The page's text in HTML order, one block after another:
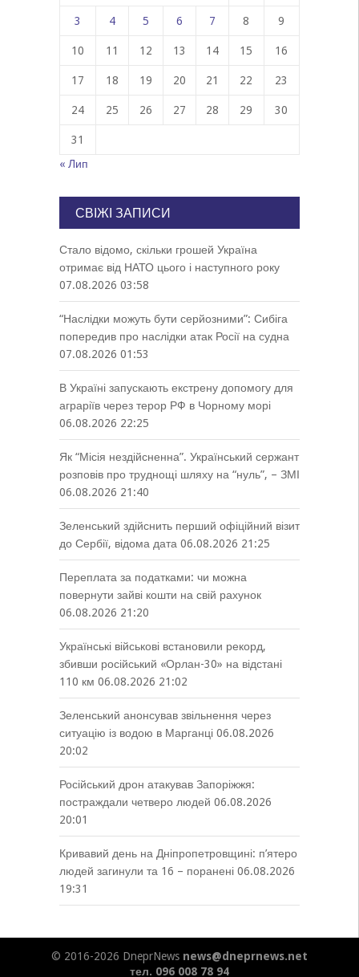
3 4 5 6 7 8 9
10 11 12 13 14 15 16
17 18 19 20 21 22 23
24 25 26 27 28 29 30
31
« Лип
СВІЖІ ЗАПИСИ
Стало відомо, скільки грошей Україна
отримає від НАТО цього і наступного року
07.08.2026 03:58
“Наслідки можуть бути серйозними”: Сибіга
попередив про наслідки атак Росії на судна
07.08.2026 01:53
В Україні запускають екстрену допомогу для
аграріїв через терор РФ в Чорному морі
06.08.2026 22:25
Як “Місія нездійсненна”. Український сержант
розповів про труднощі шляху на “нуль”, – ЗМІ
06.08.2026 21:40
Зеленський здійснить перший офіційний візит
до Сербії, відома дата 06.08.2026 21:25
Переплата за податками: чи можна
повернути зайві кошти на свій рахунок
06.08.2026 21:20
Українські військові встановили рекорд,
збивши російський «Орлан-30» на відстані
110 км 06.08.2026 21:02
Зеленський анонсував звільнення через
ситуацію із водою в Марганці 06.08.2026
20:02
Російський дрон атакував Запоріжжя:
постраждали четверо людей 06.08.2026
20:01
Кривавий день на Дніпропетровщині: п’ятеро
людей загинули та 16 – поранені 06.08.2026
19:31
© 2016-2026 DneprNews news@dneprnews.net
тел. 096 008 78 94